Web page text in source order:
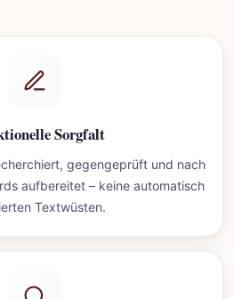
Sorgfalt
gegengeprüft und nach
aufbereitet – keine automatisch
Textwüsten.